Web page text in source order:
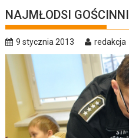
NAJMŁODSI
9 stycznia 2013 redakcja